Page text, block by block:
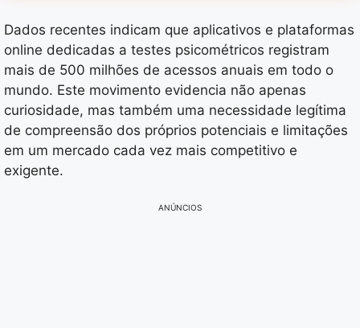
Dados recentes indicam que aplicativos e plataformas
online dedicadas a testes psicométricos registram
mais de 500 milhões de acessos anuais em todo o
mundo. Este movimento evidencia não apenas
curiosidade, mas também uma necessidade legítima
de compreensão dos próprios potenciais e limitações
em um mercado cada vez mais competitivo e
exigente.
ANÚNCIOS